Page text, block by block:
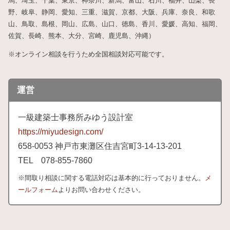
野、岐阜、静岡、愛知、三重、滋賀、京都、大阪、兵庫、奈良、和歌
山、鳥取、島根、岡山、広島、山口、徳島、香川、愛媛、高知、福岡、
佐賀、長崎、熊本、大分、宮崎、鹿児島、沖縄）
※オンライン相談を行うため全国相談対応可能です。
運営
一級建築士事務所みゆう設計室
https://miyudesign.com/
658-0053 神戸市東灘区住吉宮町3-14-13-201
TEL 078-855-7860
※間取り相談に関する電話対応は基本的に行っておりません。
メ
ールフォーム よりお問い合わせください。